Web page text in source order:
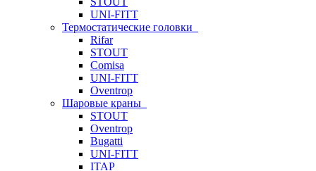
UNI-FITT
Термостатические головки
Rifar
STOUT
Comisa
UNI-FITT
Oventrop
Шаровые краны
STOUT
Oventrop
Bugatti
UNI-FITT
ITAP